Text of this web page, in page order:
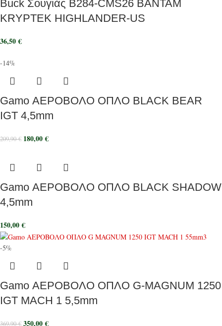
Buck Σουγιάς B284-CMS26 BANTAM
KRYPTEK HIGHLANDER-US
36,50€
-14%
Gamo ΑΕΡΟΒΟΛΟ ΟΠΛΟ BLACK BEAR
IGT 4,5mm
209,90€ 180,00€
Gamo ΑΕΡΟΒΟΛΟ ΟΠΛΟ BLACK SHADOW
4,5mm
150,00€
-5%
Gamo ΑΕΡΟΒΟΛΟ ΟΠΛΟ G-MAGNUM 1250
IGT MACH 1 5,5mm
369,90€ 350,00€